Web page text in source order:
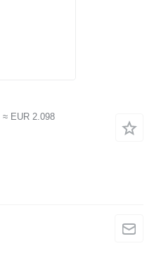
≈ EUR 2.098